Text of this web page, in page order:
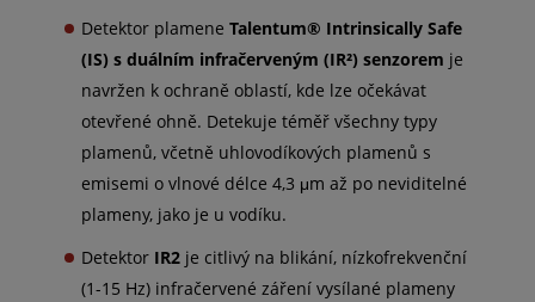
Detektor plamene Talentum® Intrinsically Safe
(IS) s duálním infračerveným (IR²) senzorem je
navržen k ochraně oblastí, kde lze očekávat
otevřené ohně. Detekuje téměř všechny typy
plamenů, včetně uhlovodíkových plamenů s
emisemi o vlnové délce 4,3 μm až po neviditelné
plameny, jako je u vodíku.
Detektor IR2 je citlivý na blikání, nízkofrekvenční
(1-15 Hz) infračervené záření vysílané plameny